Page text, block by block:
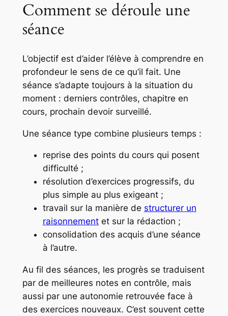
Comment se déroule une
séance
L’objectif est d’aider l’élève à comprendre en
profondeur le sens de ce qu’il fait. Une
séance s’adapte toujours à la situation du
moment : derniers contrôles, chapitre en
cours, prochain devoir surveillé.
Une séance type combine plusieurs temps :
reprise des points du cours qui posent
difficulté ;
résolution d’exercices progressifs, du
plus simple au plus exigeant ;
travail sur la manière de structurer un
raisonnementet sur la rédaction ;
consolidation des acquis d’une séance
à l’autre.
Au fil des séances, les progrès se traduisent
par de meilleures notes en contrôle, mais
aussi par une autonomie retrouvée face à
des exercices nouveaux. C’est souvent cette